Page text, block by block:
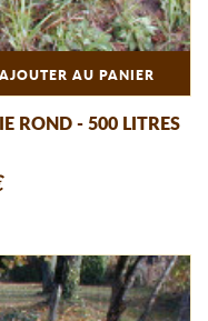
AJOUTER AU PANIER
ROND - 500 LITRES